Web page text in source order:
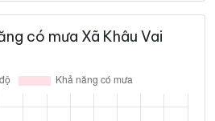
có mưa Xã Khâu Vai